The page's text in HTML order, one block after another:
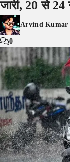
जारी, 20 से 24
Arvind Kumar
0